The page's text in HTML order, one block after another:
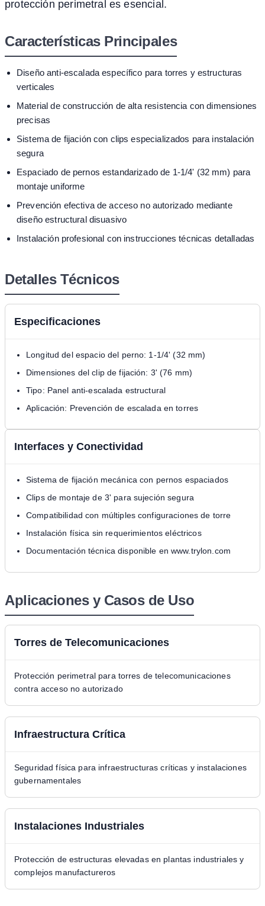
protección perimetral es esencial.
Características Principales
Diseño anti-escalada específico para torres y estructuras
verticales
Material de construcción de alta resistencia con dimensiones
precisas
Sistema de fijación con clips especializados para instalación
segura
Espaciado de pernos estandarizado de 1-1/4' (32 mm) para
montaje uniforme
Prevención efectiva de acceso no autorizado mediante
diseño estructural disuasivo
Instalación profesional con instrucciones técnicas detalladas
Detalles Técnicos
Especificaciones
Longitud del espacio del perno: 1-1/4' (32 mm)
Dimensiones del clip de fijación: 3' (76 mm)
Tipo: Panel anti-escalada estructural
Aplicación: Prevención de escalada en torres
Interfaces y Conectividad
Sistema de fijación mecánica con pernos espaciados
Clips de montaje de 3' para sujeción segura
Compatibilidad con múltiples configuraciones de torre
Instalación física sin requerimientos eléctricos
Documentación técnica disponible en www.trylon.com
Aplicaciones y Casos de Uso
Torres de Telecomunicaciones
Protección perimetral para torres de telecomunicaciones
contra acceso no autorizado
Infraestructura Crítica
Seguridad física para infraestructuras críticas y instalaciones
gubernamentales
Instalaciones Industriales
Protección de estructuras elevadas en plantas industriales y
complejos manufactureros